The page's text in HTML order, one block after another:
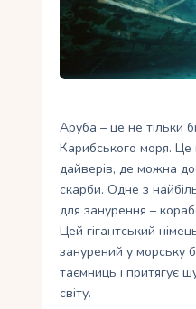
Укр
Аруба – це не тільки
Карибського моря.
дайверів, де можна
скарби. Одне з
для занурення –
Цей гігантський
занурений у морську
таємниць і притягує
світу.